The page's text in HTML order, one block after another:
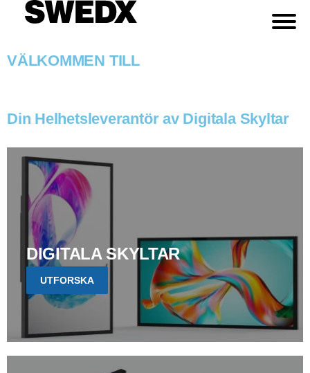
VÄLKOMMEN TILL
Din Helhetsleverantör av Digitala Skyltar
DIGITALA SKYLTAR
UTFORSKA